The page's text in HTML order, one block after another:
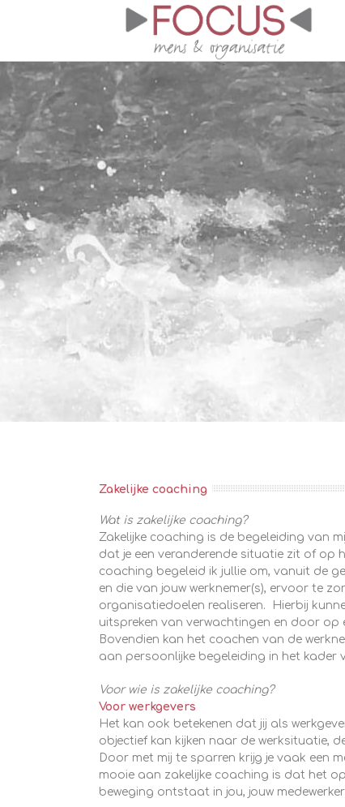
Zakelijke coaching
Wat is zakelijke coaching?
Zakelijke coaching is de begeleiding van
dat je een veranderende situatie zit of
coaching begeleid ik jullie om, vanuit de
en die van jouw werknemer(s), ervoor te
organisatiedoelen realiseren. Hierbij
uitspreken van verwachtingen en door op
Bovendien kan het coachen van de
aan persoonlijke begeleiding in het kader
Voor wie is zakelijke coaching?
Voor werkgevers
Het kan ook betekenen dat jij als
objectief kan kijken naar de werksituatie,
Door met mij te sparren krijg je vaak een
mooie aan zakelijke coaching is dat het
beweging ontstaat in jou, jouw